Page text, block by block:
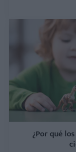
¿Por qué